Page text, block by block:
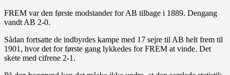
FREM var den første modstander for AB tilbage i 1889. Dengang
vandt AB 2-0.
Sådan fortsatte de indbyrdes kampe med 17 sejre til AB helt frem til
1901, hvor det for første gang lykkedes for FREM at vinde. Det
skete med cifrene 2-1.